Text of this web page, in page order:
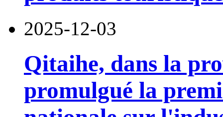
2025-12-03
Qitaihe, dans la
promulgué la